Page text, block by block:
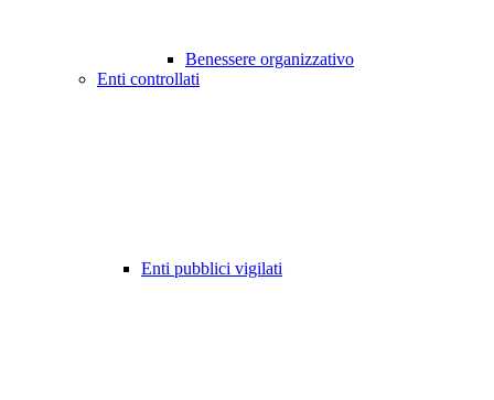
Benessere organizzativo
Enti controllati
Enti pubblici vigilati